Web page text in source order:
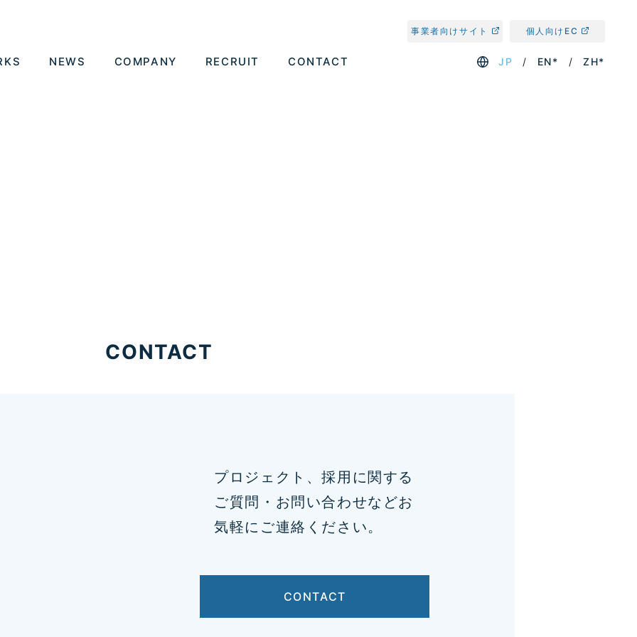
NEWS COMPANY RECRUIT CONTACT
事業者向けサイト 個人向けEC
JP EN* ZH*
CONTACT
プロジェクト、採用に関する
ご質問・お問い合わせなどお
気軽にご連絡ください。
CONTACT